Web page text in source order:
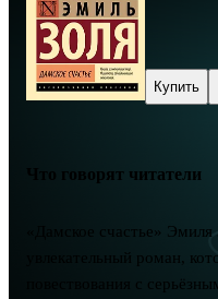
Купить
Что говорят читатели
«Дамское счастье»
увлекательный роман,
повествования с